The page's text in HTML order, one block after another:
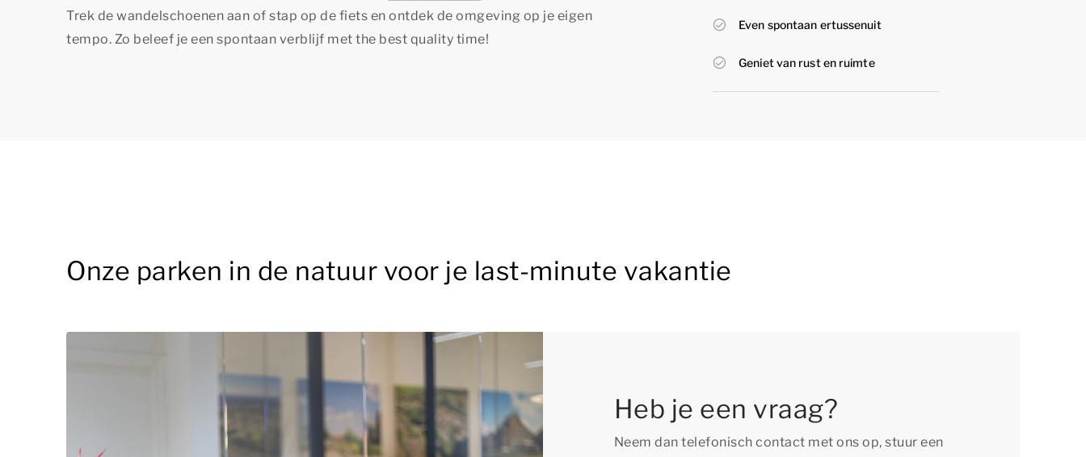
Even spontaan ertussenuit
Geniet van rust en ruimte
Trek de wandelschoenen aan of stap op de fiets en ontdek de omgeving op je eigen
tempo. Zo beleef je een spontaan verblijf met the best quality time!
Onze parken in de natuur voor je last-minute vakantie
Heb je een vraag?
Neem dan telefonisch contact met ons op, stuur een